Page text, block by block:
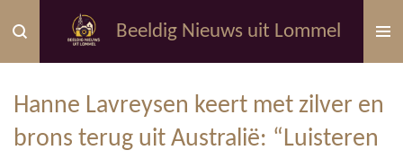
direct
naar
hoofdinhoud
Beeldig Nieuws uit Lommel
Hanne Lavreysen keert met zilver en
brons terug uit Australië: “Luisteren